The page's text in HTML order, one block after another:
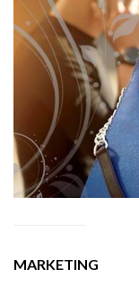
MARKETING